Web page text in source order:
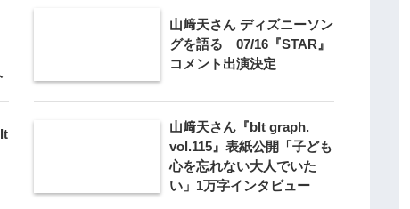
山﨑天さん ディズニーソン
グを語る 07/16『STAR』
コメント出演決定
山﨑天さん『blt graph.
vol.115』表紙公開「子ども
心を忘れない大人でいた
い」1万字インタビュー